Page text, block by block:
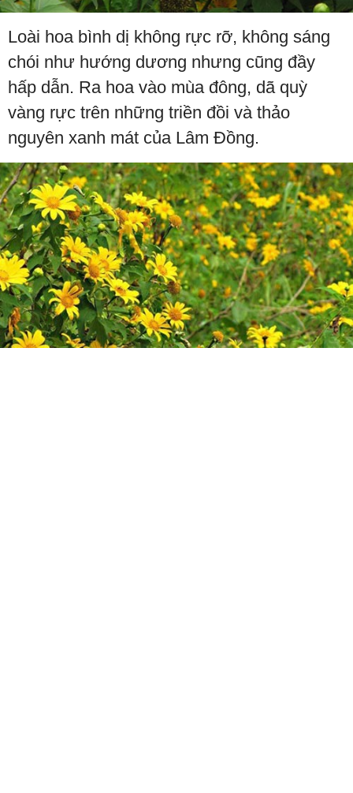
Loài hoa bình dị không rực rỡ, không sáng
chói như hướng dương nhưng cũng đầy
hấp dẫn. Ra hoa vào mùa đông, dã quỳ
vàng rực trên những triền đồi và thảo
nguyên xanh mát của Lâm Đồng.